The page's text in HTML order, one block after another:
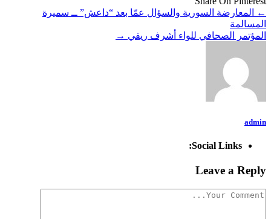
←
المعارضة السورية والسؤال عمّا بعد “داعش” ــ سميرة
المسالمة
المؤتمر الصحافي للواء أشرف ريفي →
admin
Social Links:
Leave a Reply